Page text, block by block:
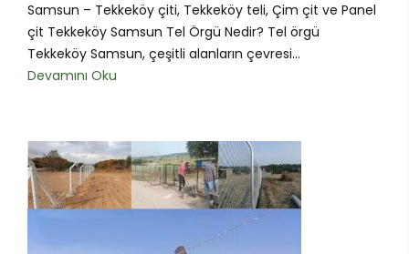
Samsun – Tekkeköy çiti, Tekkeköy teli, Çim çit ve Panel
çit Tekkeköy Samsun Tel Örgü Nedir? Tel örgü
Tekkeköy Samsun, çeşitli alanların çevresi...
Devamını Oku